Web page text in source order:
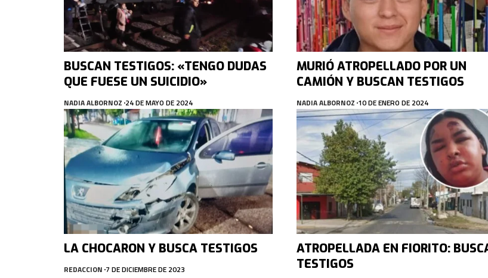
BUSCAN TESTIGOS: «TENGO DUDAS
QUE FUESE UN SUICIDIO»
NADIA ALBORNOZ 24 DE MAYO DE 2024
MURIÓ ATROPELLADO POR UN
CAMIÓN Y BUSCAN TESTIGOS
NADIA ALBORNOZ 10 DE ENERO DE 2024
LA CHOCARON Y BUSCA TESTIGOS
REDACCION 7 DE DICIEMBRE DE 2023
ATROPELLADA EN FIORITO:
TESTIGOS